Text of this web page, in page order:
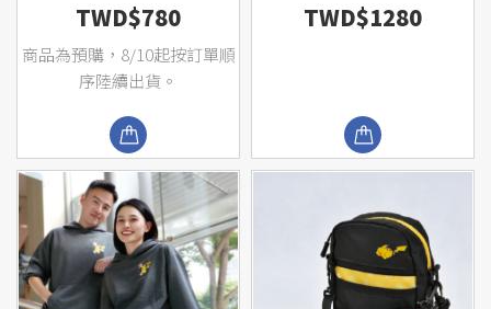
TWD$780
商品為預購，8/10起按訂單順
序陸續出貨。
TWD$1280